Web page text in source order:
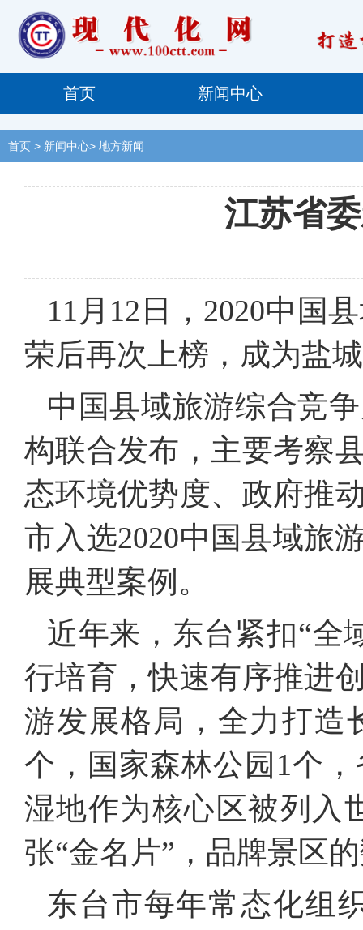
首页 新闻中心
首页 > 新闻中心> 地方新闻
江苏省
11月12日，2020中国
荣后再次上榜，成为盐
中国县域旅游综合竞
构联合发布，主要考察
态环境优势度、政府推
市入选2020中国县域旅
展典型案例。
近年来，东台紧扣“全
行培育，快速有序推进
游发展格局，全力打造
个，国家森林公园1个
湿地作为核心区被列入
张“金名片”，品牌景区
东台市每年常态化组